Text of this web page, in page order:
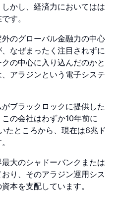
かし、経済力においてはは
す。
のグローバル金融力の中心
なぜまったく注目されずに
の中心に入り込んだのかと
アラジンという電子システ
ブラックロックに提供した
の会社はわずか10年前に
たところから、現在は6兆ド
大のシャドーバンクまたは
り、そのアラジン運用シス
本を支配しています。